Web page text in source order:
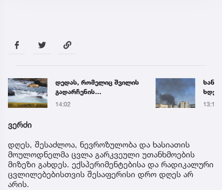
დედას, რომელიც შვილის
გადარჩენის
მცდელობისას, დინებამ
14:02 13:14
ვერძი
დღეს, შესაძლოა, ნევროზულობა და ხასიათის
მოულოდნელმა ცვლა გარკვეული უთანხმოების
მიზეზი გახდეს. ექსპერიმენტებისა და რადიკალური
ცვლილებებისთვის შესაფერისი დრო დღეს არ
არის.